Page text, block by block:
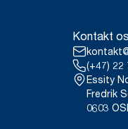
Kontakt
(+47) 22
Essity
Fredrik
0603